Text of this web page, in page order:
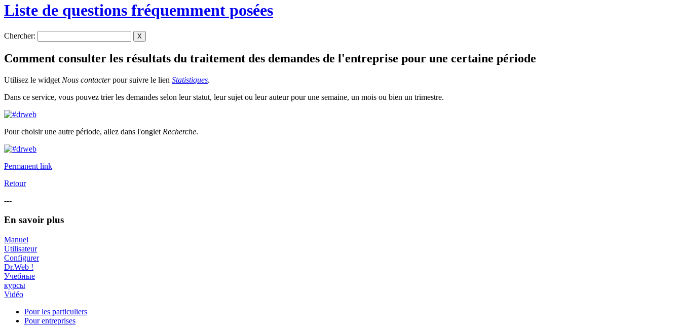
Liste de questions fréquemment posées
Chercher: X
Comment consulter les résultats du traitement des demandes de l'entreprise pour une certaine période
Utilisez le widget Nous contacterpour suivre le lien Statistiques.
Dans ce service, vous pouvez trier les demandes selon leur statut, leur sujet ou leur auteur pour une semaine, un mois ou bien un trimestre.
Pour choisir une autre période, allez dans l'onglet Recherche.
Permanent link
Retour
---
En savoir plus
Manuel
Utilisateur
Configurer
Dr.Web !
Учебные
курсы
Vidéo
Pour les particuliers
Pour entreprises